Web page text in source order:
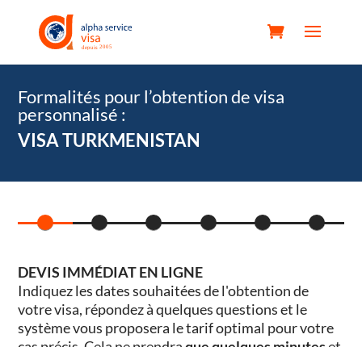
Formalités pour l’obtention de visa
personnalisé :
VISA TURKMENISTAN
DEVIS IMMÉDIAT EN LIGNE
Indiquez les dates souhaitées de l'obtention de
votre visa, répondez à quelques questions et le
système vous proposera le tarif optimal pour votre